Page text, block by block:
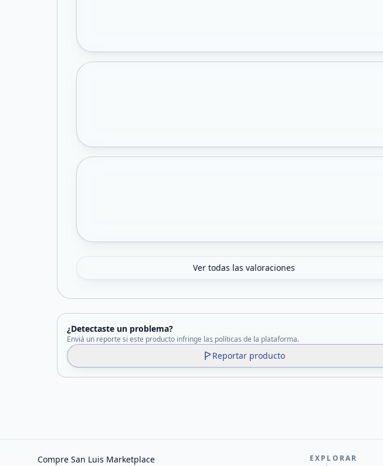
Ver todas las valoraciones
¿Detectaste un problema?
Enviá un reporte si este producto infringe las políticas de la plataforma.
Reportar producto
Compre San Luis Marketplace
EXPLORAR